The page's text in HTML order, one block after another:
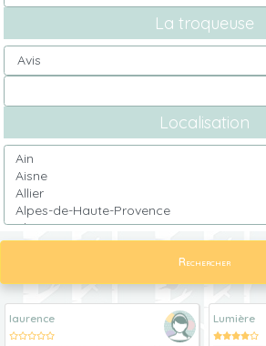
La troqueuse
Localisation
Rechercher
laurence Lumière